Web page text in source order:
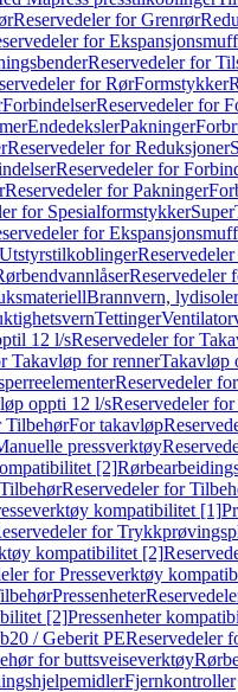
Reservedeler for Grenrør
for
Reservedeler for
for RørFormstykker
ForbindelserReservedeler for
EndedekslerPakninger
Reservedeler for Reduksjoner
Reservedeler for
Reservedeler for Pakninger
for Spesialformstykker
for
Utstyrstilkoblinger
Reservedeler
Brannvern,
Tettinger
12 l/sReservedeler for
Takavløp for rennerTakavløp
Reservedeler
oppti 12 l/sReservedeler
TilbehørFor takavløp
pressverktøy
[2]
TilbehørReservedeler for
kompatibilitet [1]
for
kompatibilitet [2]
for Presseverktøy
Pressenheter
[2]Pressenheter
/ Geberit PEReservedeler
for buttsveiseverktøy
Fjernkontroller